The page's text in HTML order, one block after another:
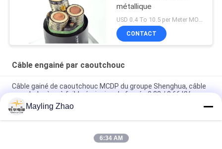
métallique
USD 0.4 To 10.5 per Meter MOQ:1000M
CONTACT
Câble engainé par caoutchouc
Câble gainé de caoutchouc MCDP du groupe Shenghua, câble
sans halogène à faible émission de fumée 0,38 / 0,66 KV
Câble gainé de caoutchouc à écran métallique de Shanghai
Shenghua Group, 0,66 / 1,14 KV, certification CE KEMA
Câble d'alimentation Shenghua à écran métallique et gaine en
Mayling Zhao
6:34 AM